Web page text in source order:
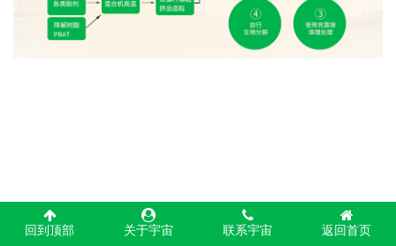
回到顶部 关于宇宙 联系宇宙 返回首页